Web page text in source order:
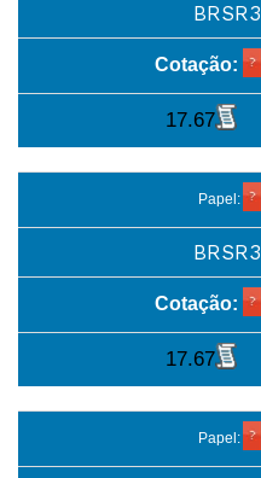
BRSR3
Cotação:
17.67
Papel:
BRSR3
Cotação:
17.67
Papel: